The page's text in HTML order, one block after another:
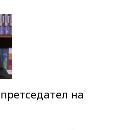
на